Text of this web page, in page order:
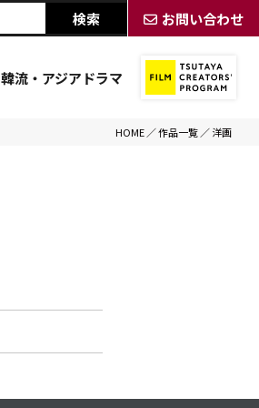
お問い合わせ
韓流・アジアドラマ
HOME ／作品一覧 ／洋画